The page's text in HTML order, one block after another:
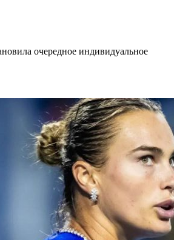
очередное индивидуальное